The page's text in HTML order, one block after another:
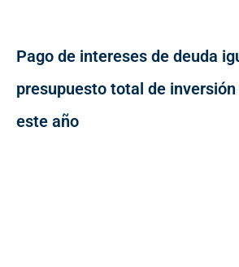
Pago de intereses de deuda
presupuesto total de
este año